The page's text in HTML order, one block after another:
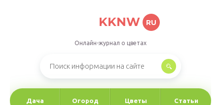
KKNW RU
Онлайн-журнал о цветах
Дача Огород Цветы Статьи